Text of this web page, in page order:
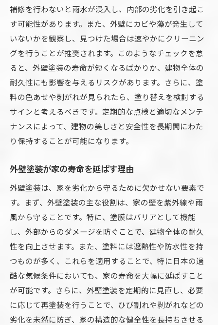
を学ぶ
ひび割れの原因と修繕方法
色褪せに対応する新しい塗料
剥がれた塗装の補修テクニック
カビや苔の除去方法
劣化サインを見逃さないための習慣
住まいを守るために知っておくべき外壁塗装の
基礎知識
適切な塗装時期の見極め方
DIYとプロの施工の違い
塗料の選び方とその影響
費用対効果の高い外壁塗装
専門家に聞く外壁塗装の基礎知識
外壁塗装のメンテナンスで家の寿命を延ばす方
法とは
定期的な洗浄で外壁を長持ちさせる
劣化部分の早期修繕の重要性
適切な塗料選びで寿命を延ばす
補修を行わないと雨水が浸入し、内部の劣化を引き起こ
す可能性があります。また、外壁にカビや藻が発生して
いないかを観察し、見つけた場合は速やかにクリーニン
グを行うことが推奨されます。このようなチェックを怠
ると、外壁塗装の寿命が短くなるばかりか、建物全体の
耐久性にも影響を与えるリスクがあります。さらに、塗
料の色あせや剥がれが見られたら、塗り替えを検討する
サインと考えるべきです。定期的な点検と適切なメンテ
ナンスによって、建物の美しさと安全性を長期間にわた
り保持することが可能になります。
外壁塗装が家の寿命を延ばす理由
外壁塗装は、家を劣化から守るために欠かせない要素で
す。まず、外壁塗装の主な役割は、家の壁を紫外線や雨
風から守ることです。特に、塗膜はバリアとして機能
し、外部からのダメージを防ぐことで、建物全体の耐久
性を向上させます。また、塗料には遮熱性や防水性を持
つものが多く、これらを適用することで、特に日本の過
酷な気候条件においても、家の寿命を大幅に延ばすこと
が可能です。さらに、外壁塗装を定期的に見直し、必要
に応じて再塗装を行うことで、ひび割れや剥がれなどの
劣化を未然に防ぎ、家の構造的な健全性を長持ちさせる